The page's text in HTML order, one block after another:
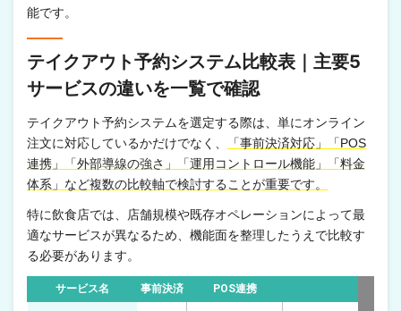
能です。
テイクアウト予約システム比較表｜主要5
サービスの違いを一覧で確認
テイクアウト予約システムを選定する際は、単にオンライン
注文に対応しているかだけでなく、
「事前決済対応」「POS
連携」「外部導線の強さ」「運用コントロール機能」「料金
体系」など複数の比較軸で検討することが重要です。
特に飲食店では、店舗規模や既存オペレーションによって最
適なサービスが異なるため、機能面を整理したうえで比較す
る必要があります。
サービス名 事前決済 POS連携